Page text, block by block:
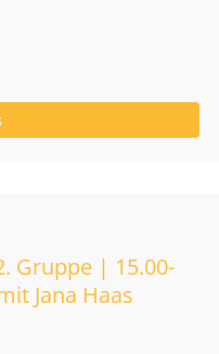
Gruppe | 15.00-
Jana Haas